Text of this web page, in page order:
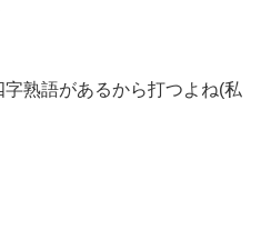
字熟語があるから打つよね(私